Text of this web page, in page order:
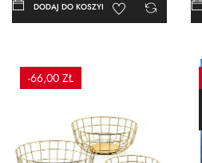
DODAJ DO KOSZYKA
-66,00 ZŁ